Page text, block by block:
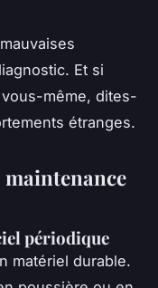
Et si
même, dites-
étranges.
périodique
matériel durable.